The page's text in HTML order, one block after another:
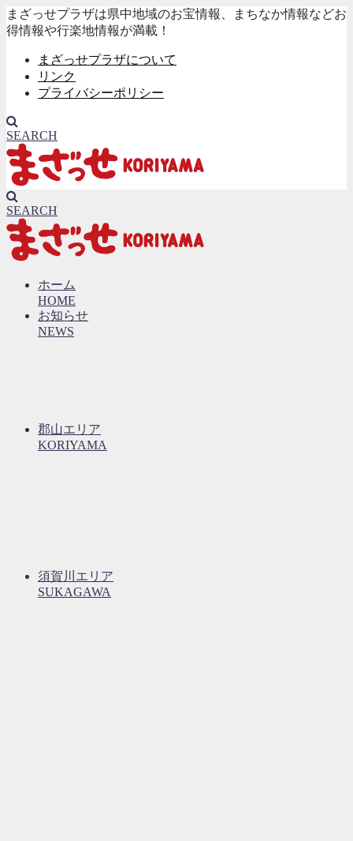
まざっせプラザは県中地域のお宝情報、まちなか情報などお
得情報や行楽地情報が満載！
まざっせプラザについて
リンク
プライバシーポリシー
SEARCH
SEARCH
ホーム
HOME
お知らせ
NEWS
郡山エリア
KORIYAMA
須賀川エリア
SUKAGAWA